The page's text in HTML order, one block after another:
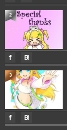
2
3